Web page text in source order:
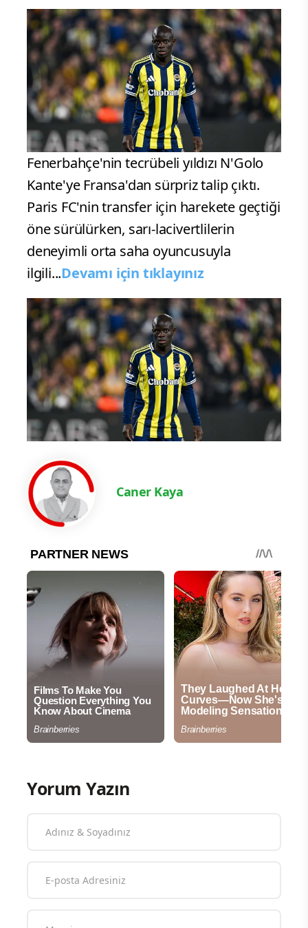
Fenerbahçe'nin tecrübeli yıldızı N'Golo
Kante'ye Fransa'dan sürpriz talip çıktı.
Paris FC'nin transfer için harekete geçtiği
öne sürülürken, sarı-lacivertlilerin
deneyimli orta saha oyuncusuyla
ilgili...Devamı için tıklayınız
Caner Kaya
Yorum Yazın